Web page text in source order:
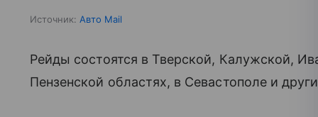
Источник: Авто Mail
Рейды состоятся в Тверской, Калужской,
Пензенской областях, в Севастополе и